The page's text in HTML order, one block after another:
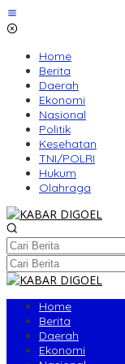
Lewati
ke
Home
Berita
Daerah
Ekonomi
Nasional
Politik
Kesehatan
TNI/POLRI
Hukum
Olahraga
Home
Berita
Daerah
Ekonomi